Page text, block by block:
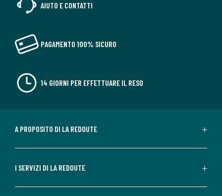
AIUTO E CONTATTI
PAGAMENTO 100% SICURO
14 GIORNI PER EFFETTUARE IL RESO
A PROPOSITO DI LA REDOUTE
I SERVIZI DI LA REDOUTE